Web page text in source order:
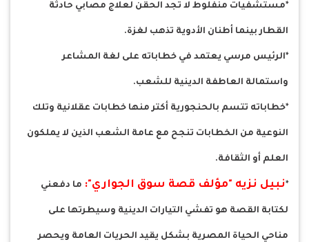
*مستشفيات منفلوط لا تجد الحقن لعلاج مصابي حادثة
القطار بينما أطنان الأدوية تذهب لغزة.
*الرئيس مرسي يعتمد في خطاباته على لغة المشاعر
واستمالة العاطفة الدينية للشعب.
*خطاباته تتسم بالحنجورية أكتر منها خطابات عقلانية وتلك
النوعية من الخطابات تنجح مع عامة الشعب الذين لا يملكون
العلم أو الثقافة.
*نبيل نزيه "مؤلف قصة سوق الجواري": ما دفعني
لكتابة القصة هو تفشي التيارات الدينية وسيطرتها على
مناحي الحياة المصرية بشكل يقيد الحريات العامة ويحصر